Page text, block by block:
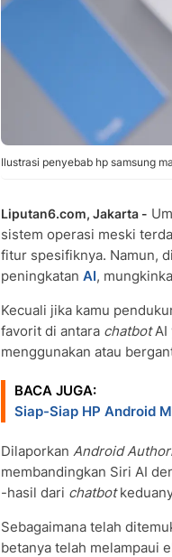
Ilustrasi penyebab hp samsung
Liputan6.com, Jakarta -
sistem operasi meski
fitur spesifiknya. Namun,
peningkatan AI,
Kecuali jika kamu
favorit di antara chatbotAI
menggunakan atau
BACA JUGA:
Siap-Siap HP Android
Dilaporkan Android
membandingkan Siri AI
-hasil dari chatbot
Sebagaimana telah
betanya telah melampaui